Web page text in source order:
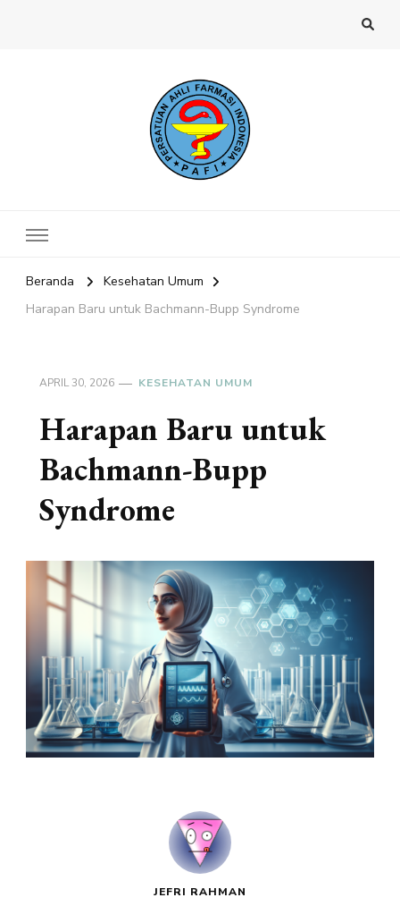
Beranda
Kesehatan Umum
Harapan Baru untuk Bachmann-Bupp Syndrome
APRIL 30, 2026 KESEHATAN UMUM
Harapan Baru untuk
Bachmann-Bupp
Syndrome
JEFRI RAHMAN